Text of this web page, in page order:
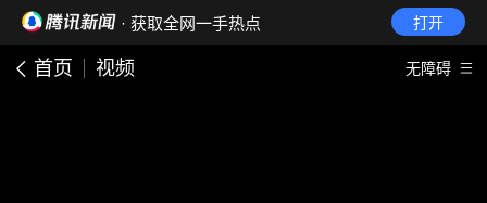
· 获取全网一手热点 打开
首页 视频 无障碍